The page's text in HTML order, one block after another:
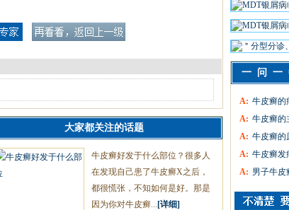
大家都关注的话题
牛皮癣好发于什么部位？很多人
在发现自己患了牛皮癣X之后，
都很慌张，不知如何是好。那是
因为你对牛皮癣... [详细]
一问一
A: 牛皮癣的
A: 牛皮癣的
A: 牛皮癣的
A: 牛皮癣发
A: 男子牛皮